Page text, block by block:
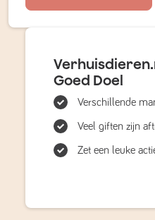
Goed Doel
Verschillende
Veel giften zijn
Zet een leuke